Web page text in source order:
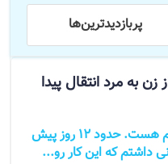
پر‌بازدید‌ترین‌ها
زن به مرد انتقال پیدا
سلام وقت بخیر، بنده 23 سالم هست. حدود 12 روز پیش
داشتم که این کار رو...